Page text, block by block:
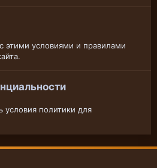
этими условиями и правилами
условия политики для